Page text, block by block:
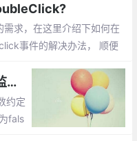
需求，在这里介绍下如何在
事件的解决办法， 顺便
js中addEventListener事件监听器参数详解
约定
fals